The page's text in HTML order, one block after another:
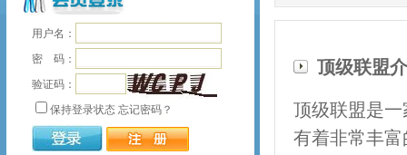
用户名：
密 码：
验证码：
保持登录状态 忘记密码？
顶级联盟
顶级联盟是
有着非常丰